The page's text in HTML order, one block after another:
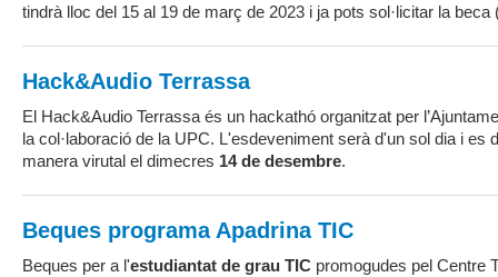
tindrà lloc del 15 al 19 de març de 2023 i ja pots sol·licitar la
Hack&Audio Terrassa
El Hack&Audio Terrassa és un hackathó organitzat per
la col·laboració de la UPC. L'esdeveniment serà d'un sol dia i es
manera virutal el dimecres 14 de desembre.
Beques programa Apadrina TIC
Beques per a l'estudiantat de grau TIC promogudes pel Centre